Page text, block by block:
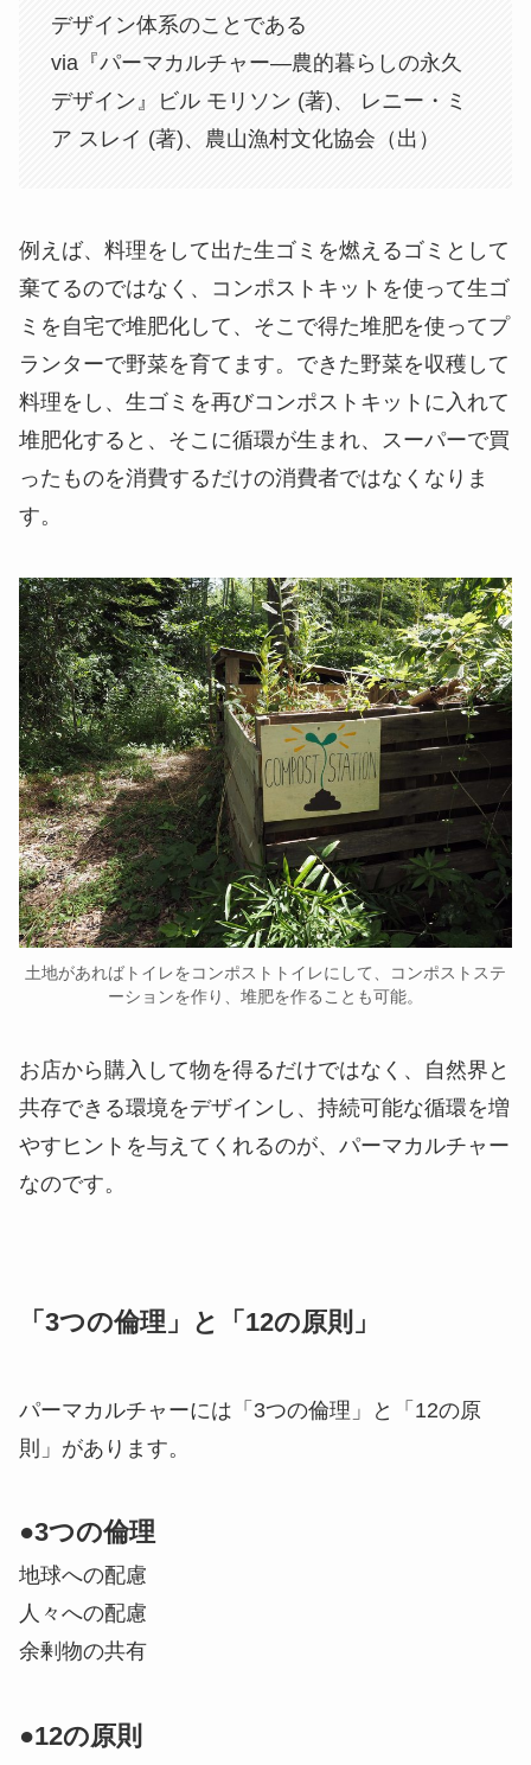
デザイン体系のことである
via『パーマカルチャー―農的暮らしの永久
デザイン』ビル モリソン (著)、 レニー・ミ
ア スレイ (著)、農山漁村文化協会（出）
例えば、料理をして出た生ゴミを燃えるゴミとして
棄てるのではなく、コンポストキットを使って生ゴ
ミを自宅で堆肥化して、そこで得た堆肥を使ってプ
ランターで野菜を育てます。できた野菜を収穫して
料理をし、生ゴミを再びコンポストキットに入れて
堆肥化すると、そこに循環が生まれ、スーパーで買
ったものを消費するだけの消費者ではなくなりま
す。
土地があればトイレをコンポストトイレにして、コンポストステ
ーションを作り、堆肥を作ることも可能。
お店から購入して物を得るだけではなく、自然界と
共存できる環境をデザインし、持続可能な循環を増
やすヒントを与えてくれるのが、パーマカルチャー
なのです。
「3つの倫理」と「12の原則」
パーマカルチャーには「3つの倫理」と「12の原
則」があります。
●3つの倫理
地球への配慮
人々への配慮
余剰物の共有
●12の原則